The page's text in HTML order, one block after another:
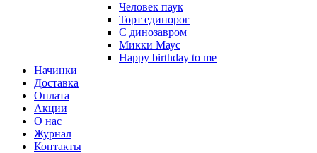
Человек паук
Торт единорог
С динозавром
Микки Маус
Happy birthday to me
Начинки
Доставка
Оплата
Акции
О нас
Журнал
Контакты